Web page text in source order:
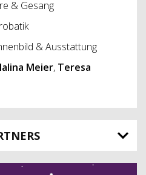
& Gesang
& Ausstattung
Meier, Teresa